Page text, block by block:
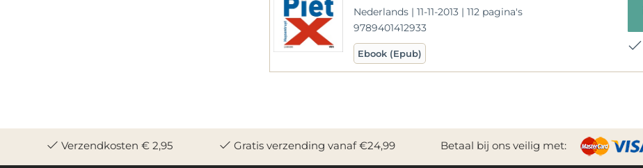
Nederlands | 11-11-2013 | 112 pagina's
9789401412933
Ebook (Epub)
Verzendkosten € 2,95 Gratis verzending vanaf €24,99 Betaal bij ons veilig met: